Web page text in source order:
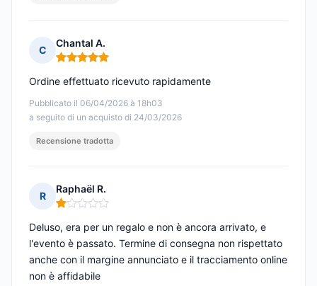
C
Chantal A.
Nota: 5 su 5
Pubblicato il 06/04/2026 à 18h03
a seguito di un acquisto di 24/03/2026
Ordine effettuato ricevuto rapidamente
Recensione tradotta
R
Raphaël R.
Nota: 1 su 5
Deluso, era per un regalo e non è ancora arrivato, e
l'evento è passato. Termine di consegna non rispettato
anche con il margine annunciato e il tracciamento online
non è affidabile